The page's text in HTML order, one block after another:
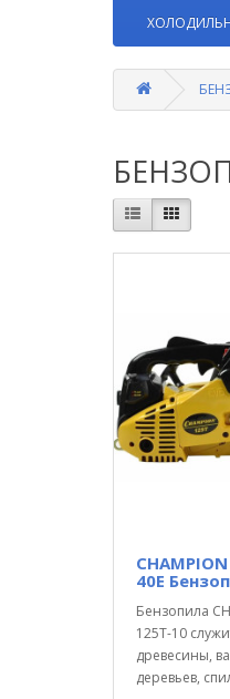
40Е
Бензопила
125T-10
древесины,
деревьев,